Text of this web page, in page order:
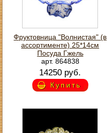
Фруктовница "Волнистая" (в
ассортименте) 25*14см
Посуда Гжель
арт. 864838
14250 руб.
Купить